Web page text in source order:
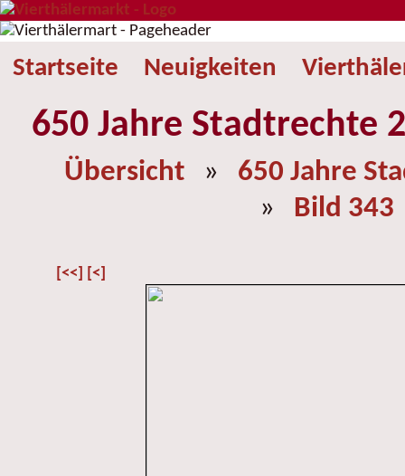
Startseite Neuigkeiten
650 Jahre Stadtrechte
Übersicht » 650 Jahre
» Bild 343
[<<] [<]